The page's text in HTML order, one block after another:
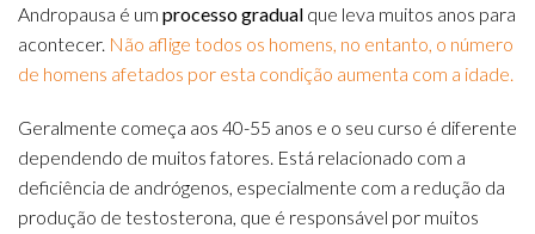
Andropausa é um processo gradual que leva muitos anos para
acontecer. Não aflige todos os homens, no entanto, o número
de homens afetados por esta condição aumenta com a idade.
Geralmente começa aos 40-55 anos e o seu curso é diferente
dependendo de muitos fatores. Está relacionado com a
deficiência de andrógenos, especialmente com a redução da
produção de testosterona, que é responsável por muitos